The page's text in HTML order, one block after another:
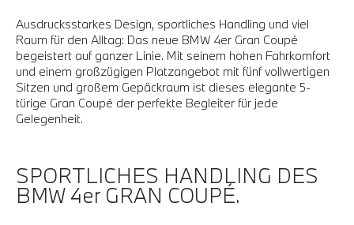
Ausdrucksstarkes Design, sportliches Handling und viel
Raum für den Alltag: Das neue BMW 4er Gran Coupé
begeistert auf ganzer Linie. Mit seinem hohen Fahrkomfort
und einem großzügigen Platzangebot mit fünf vollwertigen
Sitzen und großem Gepäckraum ist dieses elegante 5-
türige Gran Coupé der perfekte Begleiter für jede
Gelegenheit.
SPORTLICHES HANDLING DES
BMW 4er GRAN COUPÉ.